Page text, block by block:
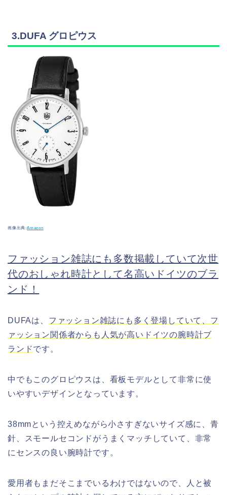
3.DUFA グロピウス
画像出典:Amazon
ファッション雑誌にも多数掲載していて次世
代のおしゃれ時計として名高いドイツのブラ
ンド！
DUFAは、 ファッション雑誌にも多く登場していて、フ
ァッション関係者からも人気が高いドイツの腕時計ブ
ランドです。
中でもこのグロピウスは、看板モデルとして非常に使
いやすいデザインとなっています。
38mmという控えめながら小さすぎないサイズ感に、青
針、スモールセコンドがうまくマッチしていて、非常
にセンスの良い腕時計です。
愛用者もまだそこまでいるわけではないので、人と被